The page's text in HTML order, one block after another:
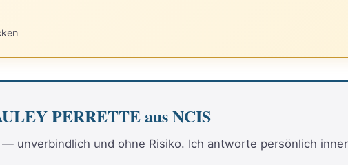
PERRETTE aus NCIS
unverbindlich und ohne Risiko. Ich antworte persönlich